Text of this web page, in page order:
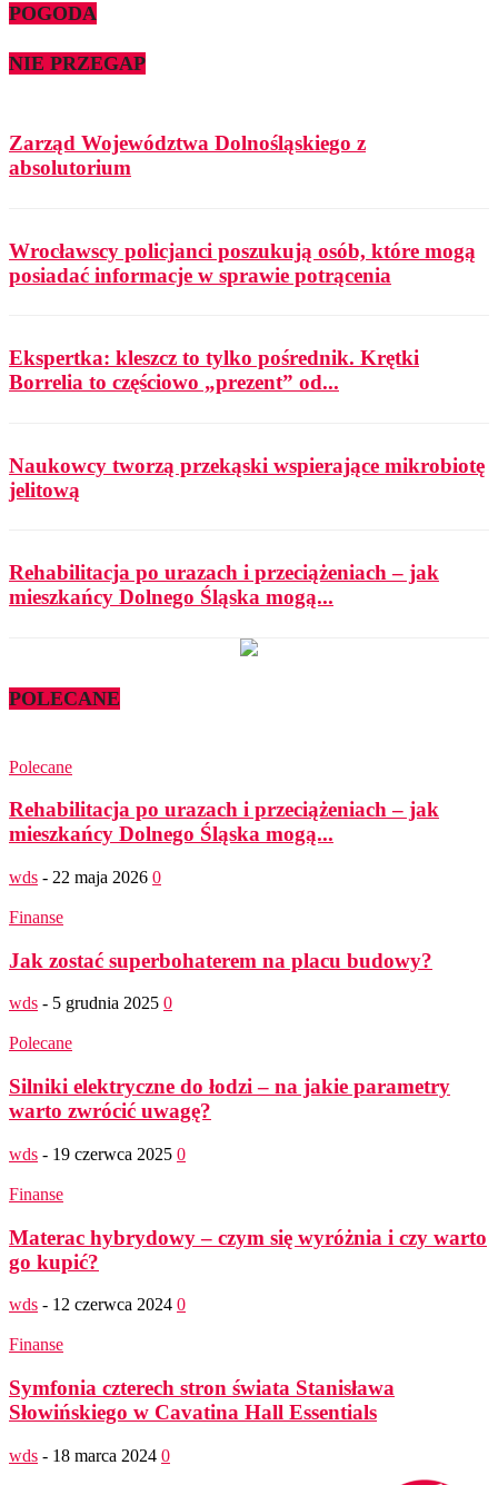
POGODA
NIE PRZEGAP
Zarząd Województwa Dolnośląskiego z
absolutorium
Wrocławscy policjanci poszukują osób, które mogą
posiadać informacje w sprawie potrącenia
Ekspertka: kleszcz to tylko pośrednik. Krętki
Borrelia to częściowo „prezent” od...
Naukowcy tworzą przekąski wspierające mikrobiotę
jelitową
Rehabilitacja po urazach i przeciążeniach – jak
mieszkańcy Dolnego Śląska mogą...
POLECANE
Polecane
Rehabilitacja po urazach i przeciążeniach – jak
mieszkańcy Dolnego Śląska mogą...
wds - 22 maja 2026 0
Finanse
Jak zostać superbohaterem na placu budowy?
wds - 5 grudnia 2025 0
Polecane
Silniki elektryczne do łodzi – na jakie parametry
warto zwrócić uwagę?
wds - 19 czerwca 2025 0
Finanse
Materac hybrydowy – czym się wyróżnia i czy warto
go kupić?
wds - 12 czerwca 2024 0
Finanse
Symfonia czterech stron świata Stanisława
Słowińskiego w Cavatina Hall Essentials
wds - 18 marca 2024 0